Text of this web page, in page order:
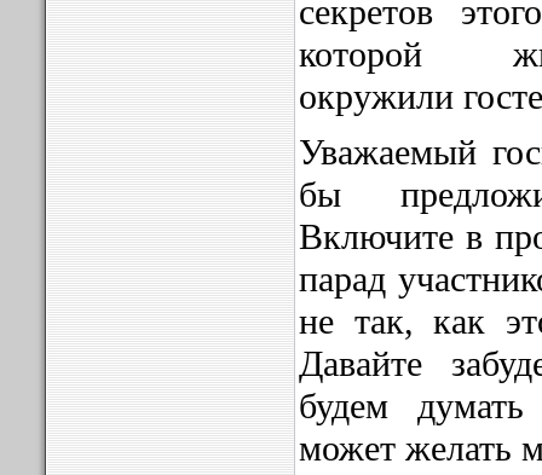
секретов
которой
окружили
Уважаемый
бы
Включите в
парад
не так, как
Давайте
будем
может желать